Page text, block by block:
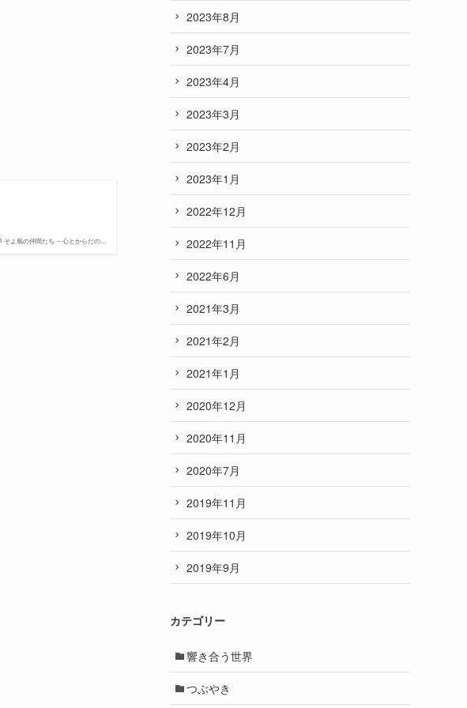
そよ風の仲間たち – 心とからだの…
2023年8月
2023年7月
2023年4月
2023年3月
2023年2月
2023年1月
2022年12月
2022年11月
2022年6月
2021年3月
2021年2月
2021年1月
2020年12月
2020年11月
2020年7月
2019年11月
2019年10月
2019年9月
カテゴリー
響き合う世界
つぶやき